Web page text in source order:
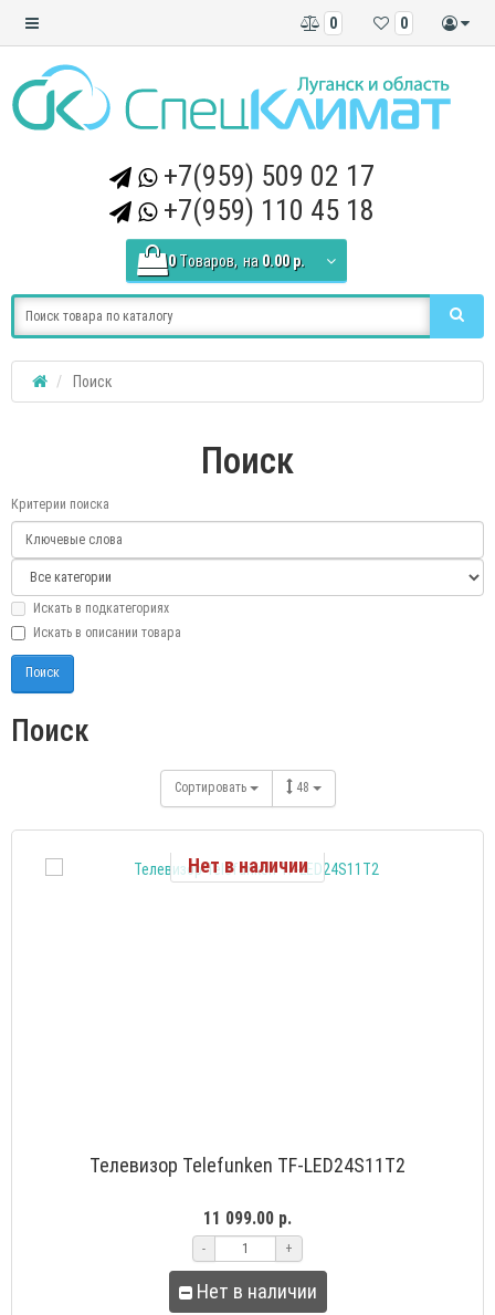
0
0
+7(959) 509 02 17
+7(959) 110 45 18
0 Tоваров, на 0.00 р.
Поиск
Поиск
Критерии поиска
Искать в подкатегориях
Искать в описании товара
Поиск
Сортировать 48
Нет в наличии
Телевизор Telefunken TF-LED24S11T2
11 099.00 р.
- +
Нет в наличии